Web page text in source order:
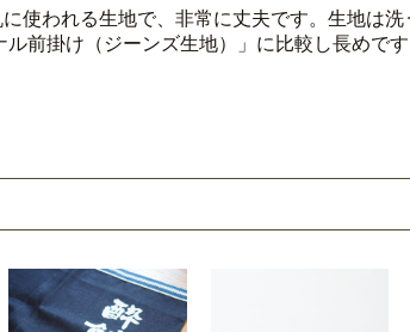
使われる生地で、非常に丈夫です。生地は洗
前掛け（ジーンズ生地）」に比較し長めで